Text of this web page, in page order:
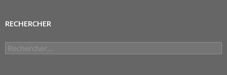
RECHERCHER
Rechercher :